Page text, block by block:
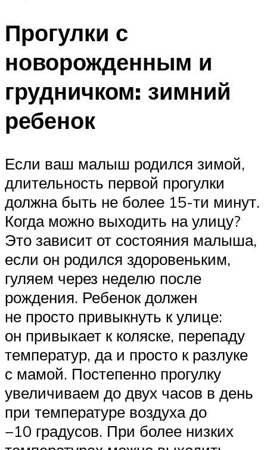
Прогулки с
новорожденным и
грудничком: зимний
ребенок
Если ваш малыш родился зимой,
длительность первой прогулки
должна быть не более 15-ти минут.
Когда можно выходить на улицу?
Это зависит от состояния малыша,
если он родился здоровеньким,
гуляем через неделю после
рождения. Ребенок должен
не просто привыкнуть к улице:
он привыкает к коляске, перепаду
температур, да и просто к разлуке
с мамой. Постепенно прогулку
увеличиваем до двух часов в день
при температуре воздуха до
−10 градусов. При более низких